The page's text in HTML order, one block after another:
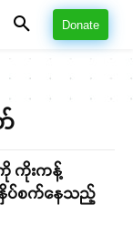
Donate
ကို ကိုးကန့်
နှိပ်စက်နေသည့်